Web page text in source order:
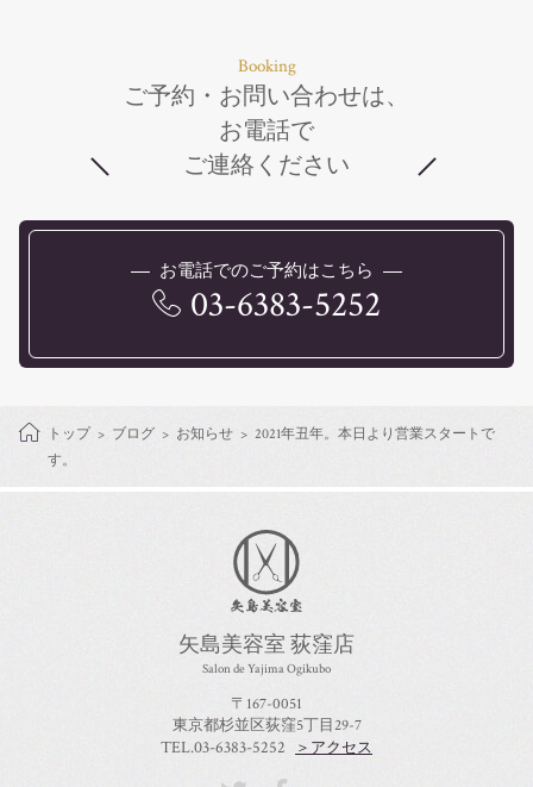
Booking
ご予約・お問い合わせは、
お電話で
ご連絡ください
お電話でのご予約はこちら
03-6383-5252
トップ ブログ お知らせ
2021年丑年。本日より営業スタートで
す。
矢島美容室 荻窪店
Salon de Yajima Ogikubo
〒167-0051
東京都杉並区荻窪5丁目29-7
TEL.03-6383-5252 ＞アクセス